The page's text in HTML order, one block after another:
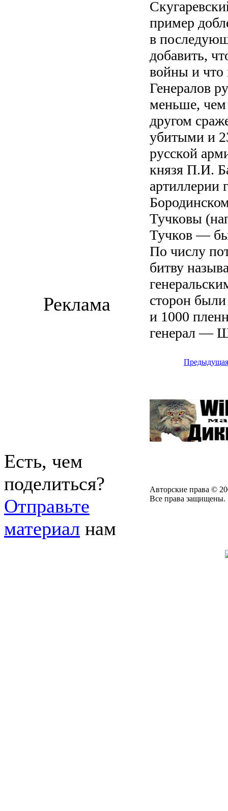
пример
в
добавить,
войны и что
Генералов
меньше, чем
другом
убитыми и
русской
князя П.И.
артиллерии
Тучковы
Тучков —
По числу
битву
сторон
и 1000
генерал —
Предыдущая
Реклама
Есть, чем
поделиться?
Отправьте
материал нам
Авторские права ©
Все права защищены.